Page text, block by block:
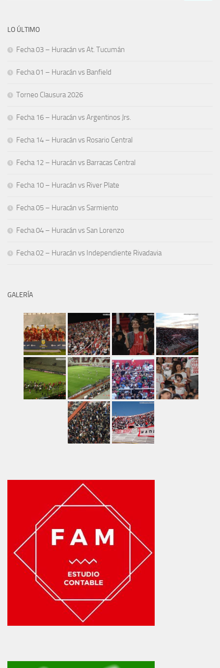
LO ÚLTIMO
Fecha 03 – Huracán vs At. Tucumán
Fecha 01 – Huracán vs Banfield
Torneo Clausura 2026
Fecha 16 – Huracán vs Argentinos Jrs.
Fecha 14 – Huracán vs Rosario Central
Fecha 12 – Huracán vs Barracas Central
Fecha 10 – Huracán vs River Plate
Fecha 05 – Huracán vs Sarmiento
Fecha 04 – Huracán vs San Lorenzo
Fecha 02 – Huracán vs Independiente Rivadavia
GALERÍA